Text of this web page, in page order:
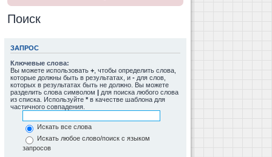
Поиск
ЗАПРОС
Ключевые слова:
Вы можете использовать + , чтобы определить слова,
которые должны быть в результатах, и - для слов,
которых в результатах быть не должно. Вы можете
разделить слова символом | для поиска любого слова
из списка. Используйте * в качестве шаблона для
частичного совпадения.
Искать все слова
Искать любое слово/поиск с языком
запросов